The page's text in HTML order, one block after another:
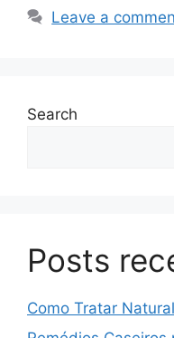
Leave a
Search
Posts
Como Tratar